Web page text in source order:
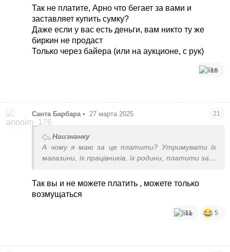
можуть оцінювати свою працю навіть в мільйон
долларів, мені це для чого? Вам це для чого?
Глобально що це змінює?
Так не платите, Арно что бегает за вами и
заставляет купить сумку?
Даже если у вас есть деньги, вам никто ту же
биркин не продаст
Только через байера (или на аукционе, с рук)
15
Санта Барбара • 27 марта 2025 21
Наизнанку
А чому я маю за це платити? Утримувати їх
магазини, їх працівників, їх родини, платити за їх
можуть оцінювати свою працю навіть в мільйон
долларів, мені це для чого? Вам це для чого?
Так вы и не можете платить , можете только
возмущаться
11 5